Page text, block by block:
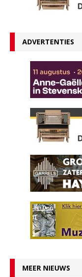
ADVERTENTIES
MEER NIEUWS